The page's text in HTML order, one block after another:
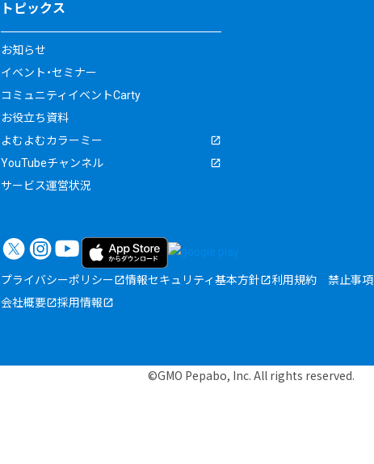
トピックス
お知らせ
イベント・セミナー
コミュニティイベントCarty
お役立ち資料
よむよむカラーミー
YouTubeチャンネル
サービス運営状況
プライバシーポリシー 情報セキュリティ基本方針 利用規約 禁止事項
会社概要
採用情報
©GMO Pepabo, Inc. All rights reserved.